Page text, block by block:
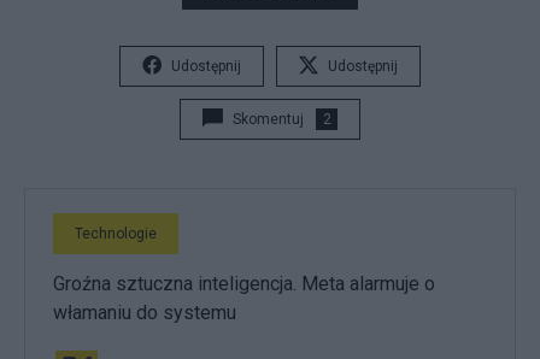
Udostępnij Udostępnij
Skomentuj 2
Technologie
Groźna sztuczna inteligencja. Meta alarmuje o
włamaniu do systemu